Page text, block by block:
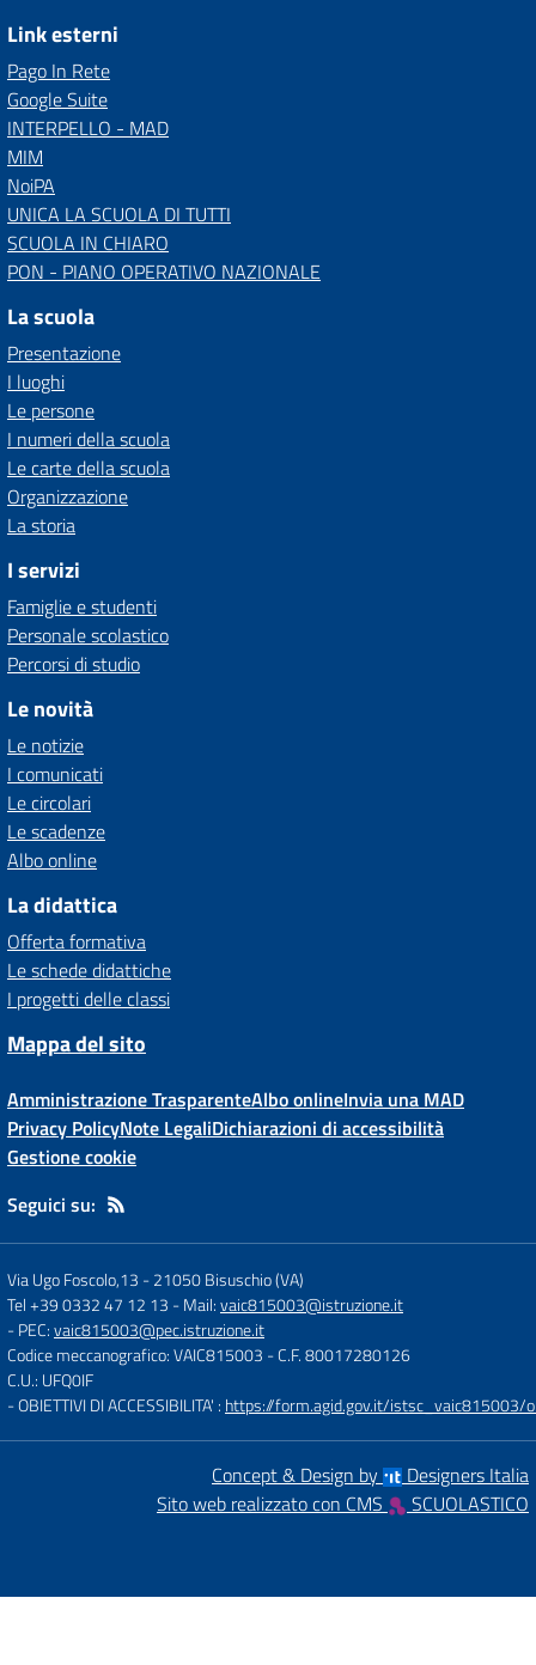
Link esterni
Pago In Rete
Google Suite
INTERPELLO - MAD
MIM
NoiPA
UNICA LA SCUOLA DI TUTTI
SCUOLA IN CHIARO
PON - PIANO OPERATIVO NAZIONALE
La scuola
Presentazione
I luoghi
Le persone
I numeri della scuola
Le carte della scuola
Organizzazione
La storia
I servizi
Famiglie e studenti
Personale scolastico
Percorsi di studio
Le novità
Le notizie
I comunicati
Le circolari
Le scadenze
Albo online
La didattica
Offerta formativa
Le schede didattiche
I progetti delle classi
Mappa del sito
Amministrazione TrasparenteAlbo onlineInvia una MAD
Privacy PolicyNote LegaliDichiarazioni di accessibilità
Gestione cookie
Seguici su:
Via Ugo Foscolo,13 -21050 Bisuschio (VA)
Tel +39 0332 47 12 13 - Mail:vaic815003@istruzione.it
- PEC:vaic815003@pec.istruzione.it
Codice meccanografico: VAIC815003 - C.F. 80017280126
C.U.: UFQ0IF
- OBIETTIVI DI ACCESSIBILITA' : https://form.agid.gov.it/istsc_vaic815003/
Concept & Design by
Designers Italia
Sito web realizzato con CMS
SCUOLASTICO